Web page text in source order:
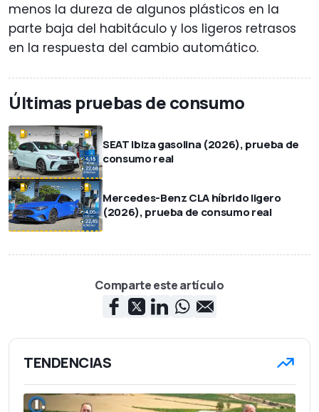
menos la dureza de algunos plásticos en la
parte baja del habitáculo y los ligeros retrasos
en la respuesta del cambio automático.
Últimas pruebas de consumo
SEAT Ibiza gasolina (2026), prueba de
consumo real
Mercedes-Benz CLA híbrido ligero
(2026), prueba de consumo real
Comparte este artículo
TENDENCIAS